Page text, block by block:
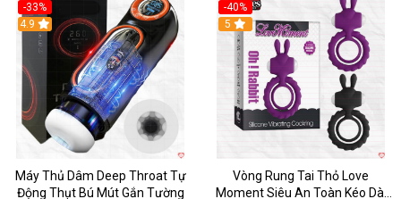
-33%
Hot
4.9
Máy Thủ Dâm Deep Throat Tự
Động Thụt Bú Mút Gắn Tường
-40%
5
Vòng Rung Tai Thỏ Love
Moment Siêu An Toàn Kéo Dài